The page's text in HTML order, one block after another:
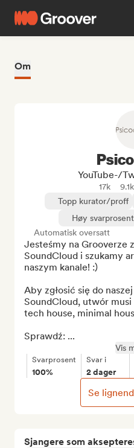
Om
Sjangere som
YouTube-/
17k 9.1k
Topp kurator/proff
Høy svarprosent
Automatisk oversatt
Jesteśmy na Grooverze
SoundCloud i szukamy
naszym kanale! :)
Aby zgłosić się do
SoundCloud, utwór
tech house, minimal
Sprawdź: ...
Vis
Svarprosent
100%
Svar i
2 dager
Se